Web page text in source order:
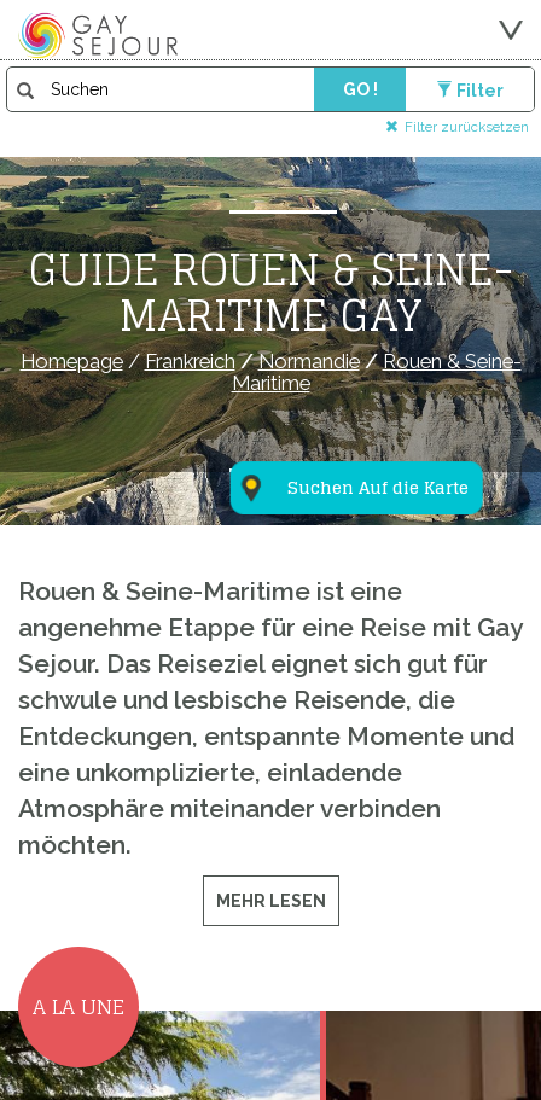
GO ! Filter
Filter zurücksetzen
Suchen Auf die Karte
GUIDE ROUEN & SEINE-
MARITIME GAY
Homepage/Frankreich/Normandie/Rouen & Seine-
Maritime
Rouen & Seine-Maritime ist eine
angenehme Etappe für eine Reise mit Gay
Sejour. Das Reiseziel eignet sich gut für
schwule und lesbische Reisende, die
Entdeckungen, entspannte Momente und
eine unkomplizierte, einladende
Atmosphäre miteinander verbinden
möchten.
MEHR LESEN
A LA UNE